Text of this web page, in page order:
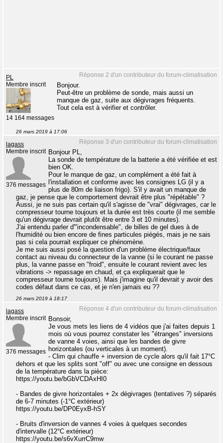
Réponse 2 d'un contributeur du forum-climatisation
PL
Membre inscrit
14 164 messages
Bonjour.
Peut-être un problème de sonde, mais aussi un
manque de gaz, suite aux dégivrages fréquents.
Tout cela est à vérifier et contrôler.
26 mars 2019 à 17:06
Réponse 3 d'un contributeur du forum-climatisation
lagass
Membre inscrit
376 messages
Bonjour PL,
La sonde de température de la batterie a été vérifiée et est
bien OK.
Pour le manque de gaz, un complément a été fait à
l'installation et conforme avec les consignes LG (il y a
plus de 80m de liaison frigo). S'il y avait un manque de
gaz, je pense que le comportement devrait être plus "répétable" ?
Aussi, je ne suis pas certain qu'il s'agisse de "vrai" dégivrages, car le
compresseur tourne toujours et la durée est très courte (il me semble
qu'un dégivrage devrait plutôt être entre 3 et 10 minutes).
J'ai entendu parler d'"incondensable", de billes de gel dues à de
l'humidité ou bien encore de fines particules piégés, mais je ne sais
pas si cela pourrait expliquer ce phénomène.
Je me suis aussi posé la question d'un problème électrique/faux
contact au niveau du connecteur de la vanne (si le courant ne passe
plus, la vanne passe en "froid", ensuite le courant revient avec les
vibrations -> repassage en chaud, et ça expliquerait que le
compresseur tourne toujours). Mais j'imagine qu'il devrait y avoir des
codes défaut dans ce cas, et je n'en jamais eu ??
26 mars 2019 à 18:17
Réponse 4 d'un contributeur du forum-climatisation
lagass
Membre inscrit
376 messages
Bonsoir,
Je vous mets les liens de 4 vidéos que j'ai faites depuis 1
mois où vous pourrez constater les "étranges" inversions
de vanne 4 voies, ainsi que les bandes de givre
horizontales (ou verticales à un moment).
- Clim qui chauffe + inversion de cycle alors qu'il fait 17°C
dehors et que les splits sont "off" ou avec une consigne en dessous
de la température dans la pièce:
https://youtu.be/bGbVCDAxHI0
- Bandes de givre horizontales + 2x dégivrages (tentatives ?) séparés
de 6-7 minutes (-1°C extérieur)
https://youtu.be/DP0EyxB-hSY
- Bruits d'inversion de vannes 4 voies à quelques secondes
d'intervalle (12°C extérieur)
https://youtu.be/s6vXurrC9mw